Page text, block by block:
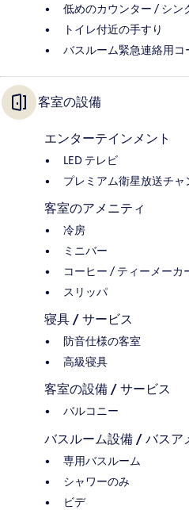
低めのカウンター / シン
トイレ付近の手すり
バスルーム緊急連絡用コ
客室の設備
エンターテインメント
LED テレビ
プレミアム衛星放送チャ
客室のアメニティ
冷房
ミニバー
コーヒー / ティーメーカ
スリッパ
寝具 / サービス
防音仕様の客室
高級寝具
客室の設備 / サービス
バルコニー
バスルーム設備 / バスア
専用バスルーム
シャワーのみ
ビデ